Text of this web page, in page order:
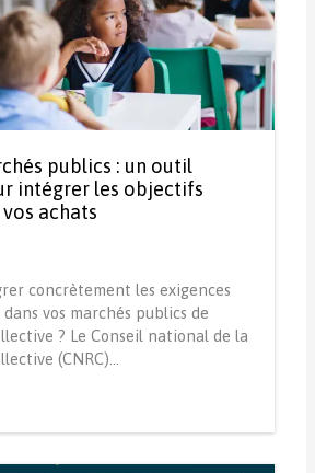
publics : un outil
intégrer les objectifs
achats
concrètement les exigences
vos marchés publics de
? Le Conseil national de la
(CNRC)…